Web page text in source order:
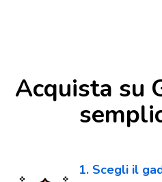
Acquista su
1. Scegli il